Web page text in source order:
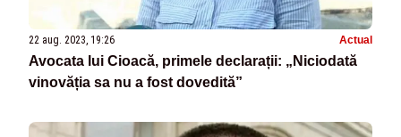
22 aug. 2023, 19:26 Actual
Avocata lui Cioacă, primele declarații: „Niciodată
vinovăția sa nu a fost dovedită”